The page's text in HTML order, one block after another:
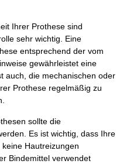
Ihrer Prothese sind
sehr wichtig. Eine
entsprechend der vom
gewährleistet eine
auch, die mechanischen oder
Prothese regelmäßig zu
sollte die
Es ist wichtig, dass Ihre
Hautreizungen
Bindemittel verwendet